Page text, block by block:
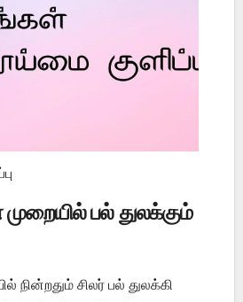
பல் துலக்கும்
நின்றதும் சிலர் பல் துலக்கி